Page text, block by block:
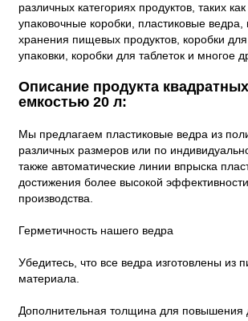
различных категориях продуктов, таких
упаковочные коробки, пластиковые
хранения пищевых продуктов, коробки для
упаковки, коробки для таблеток и многое
Описание продукта
емкостью 20 л:
Мы предлагаем пластиковые ведра из
различных размеров или по
также автоматические линии впрыска
достижения более высокой
производства.
Герметичность нашего ведра
Убедитесь, что все ведра изготовлены из
материала.
Дополнительная толщина для повышения